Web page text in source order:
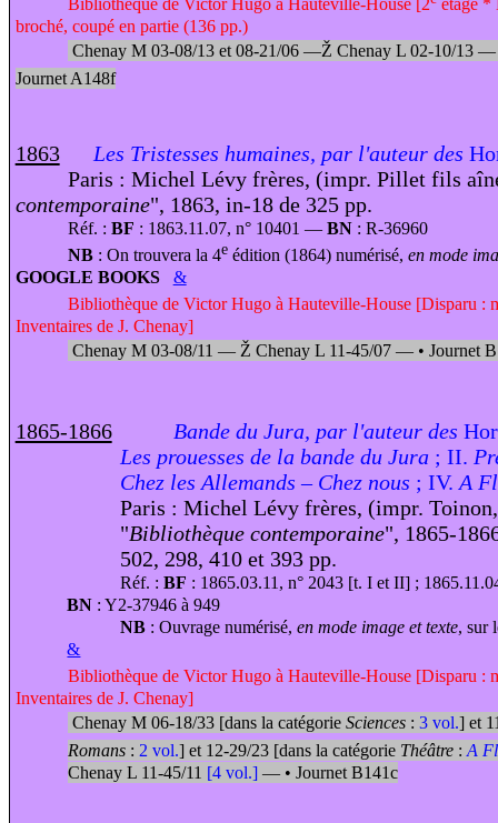
Bibliothèque de Victor Hugo à Hauteville-House [2 étage *
broché, coupé en partie (136 pp.)
Chenay M 03-08/13 et 08-21/06 —Ž Chenay L 02-10/13
Journet A148f
1863 Les Tristesses humaines, par l'auteur des
Paris : Michel Lévy frères, (impr. Pillet fils
contemporaine", 1863, in-18 de 325 pp.
Réf. : BF : 1863.11.07, n° 10401 — BN: R-36960
NB: On trouvera la 4eédition (1864) numérisé, en mode
GOOGLE BOOKS &
Bibliothèque de Victor Hugo à Hauteville-House [Disparu :
Inventaires de J. Chenay]
Chenay M 03-08/11 — Ž Chenay L 11-45/07 — • Journet
1865-1866 Bande du Jura, par l'auteur des
Les prouesses de la bande du Jura; II.
Chez les Allemands – Chez nous ; IV. A
Paris : Michel Lévy frères, (impr.
"Bibliothèque contemporaine", 1865-
502, 298, 410 et 393 pp.
Réf. : BF : 1865.03.11, n° 2043 [t. I et II] ;
BN : Y2-37946 à 949
NB: Ouvrage numérisé, en mode image et texte, sur
&
Bibliothèque de Victor Hugo à Hauteville-House [Disparu :
Inventaires de J. Chenay]
Chenay M 06-18/33 [dans la catégorie Sciences: 3 vol.] et
Romans: 2 vol.] et 12-29/23 [dans la catégorie Théâtre: A
Chenay L 11-45/11 [4 vol.]— • Journet B141c